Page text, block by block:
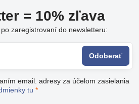
= 10% zľava
zaregistrovaní do newsletteru:
Odoberať
email. adresy za účelom zasielania
tu *